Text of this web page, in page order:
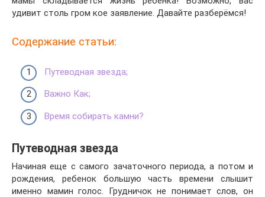
удивит столь гром кое заявление. Давайте разберёмся!
Содержание статьи:
Путеводная звезда;
Важно Как;
Время собирать камни?
Путеводная звезда
Начиная еще с самого зачаточного периода, а потом и
рождения, ребенок большую часть времени слышит
именно мамин голос. Грудничок не понимает слов, он